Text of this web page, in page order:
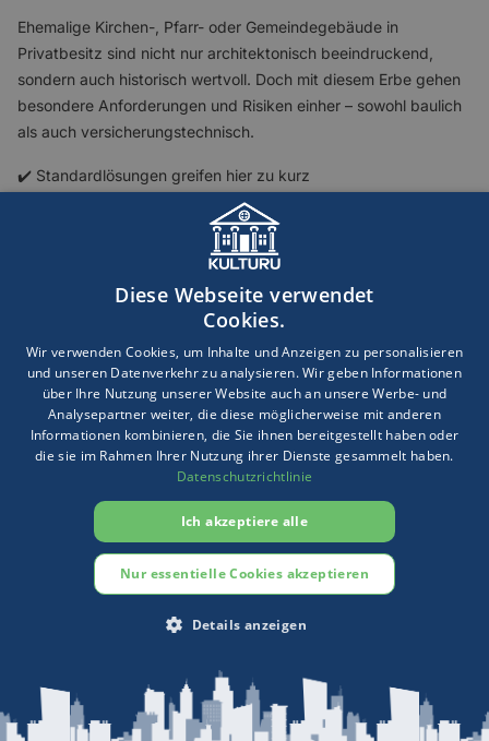
Ehemalige Kirchen-, Pfarr- oder Gemeindegebäude in
Privatbesitz sind nicht nur architektonisch beeindruckend,
sondern auch historisch wertvoll. Doch mit diesem Erbe gehen
besondere Anforderungen und Risiken einher – sowohl baulich
als auch versicherungstechnisch.
✔️ Standardlösungen greifen hier zu kurz
✔️ Denkmalauflagen, Sanierungspflichten und
Nutzungskonzepte müssen individuell berücksichtigt werden
✔️ Nur eine maßgeschneiderte Versicherungslösung schützt
zuverlässig – im Alltag wie im Ernstfall
💬Unser Angebot:
Wir prüfen Ihr Objekt individuell, kalkulieren den
Wiederherstellungswert denkmalgerecht und zeigen Ihnen,
welche Police wirklich passt. Schnell, persönlich und
verständlich. So bleibt Ihr Gebäude nicht nur erhalten –
sondern auch finanziell geschützt.
Fragen zu Ihrer Denkmalimmobilie?
denkmalgeschützte Gebäude individuell.
Jetzt unverbindliche Anfrage stellen
Oder rufen Sie direkt an:
02452 6874430
Diese Webseite verwendet
Cookies.
Wir verwenden Cookies, um Inhalte und Anzeigen zu personalisieren
und unseren Datenverkehr zu analysieren. Wir geben Informationen
über Ihre Nutzung unserer Website auch an unsere Werbe- und
Analysepartner weiter, die diese möglicherweise mit anderen
Informationen kombinieren, die Sie ihnen bereitgestellt haben oder
die sie im Rahmen Ihrer Nutzung ihrer Dienste gesammelt haben.
Datenschutzrichtlinie
Ich akzeptiere alle
Nur essentielle Cookies akzeptieren
Details anzeigen
UNBEDINGT ERFORDERLICH
TARGETING FUNKTIONALITÄT